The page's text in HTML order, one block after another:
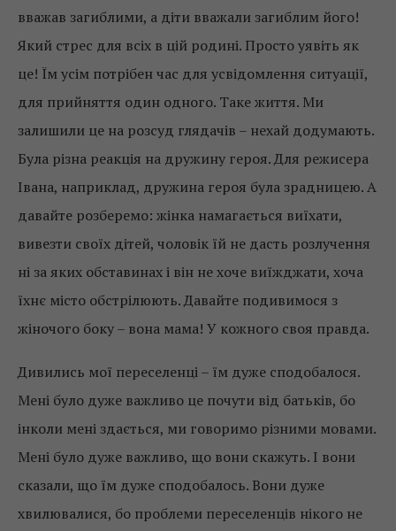
вважав загиблими, а діти вважали загиблим його!
Який стрес для всіх в цій родині. Просто уявіть як
це! Їм усім потрібен час для усвідомлення ситуації,
для прийняття один одного. Таке життя. Ми
залишили це на розсуд глядачів – нехай додумають.
Була різна реакція на дружину героя. Для режисера
Івана, наприклад, дружина героя була зрадницею. А
давайте розберемо: жінка намагається виїхати,
вивезти своїх дітей, чоловік їй не дасть розлучення
ні за яких обставинах і він не хоче виїжджати, хоча
їхнє місто обстрілюють. Давайте подивимося з
жіночого боку – вона мама! У кожного своя правда.
Дивились мої переселенці – їм дуже сподобалося.
Мені було дуже важливо це почути від батьків, бо
інколи мені здається, ми говоримо різними мовами.
Мені було дуже важливо, що вони скажуть. І вони
сказали, що їм дуже сподобалось. Вони дуже
хвилювалися, бо проблеми переселенців нікого не